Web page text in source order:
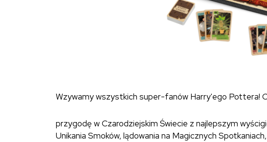
Wzywamy wszystkich super-fanów Harry'ego Pottera!
przygodę w Czarodziejskim Świecie z najlepszym
Unikania Smoków, lądowania na Magicznych Spotkaniach,